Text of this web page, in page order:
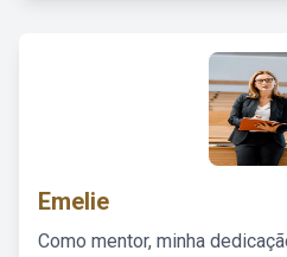
Emelie
Como mentor, minha